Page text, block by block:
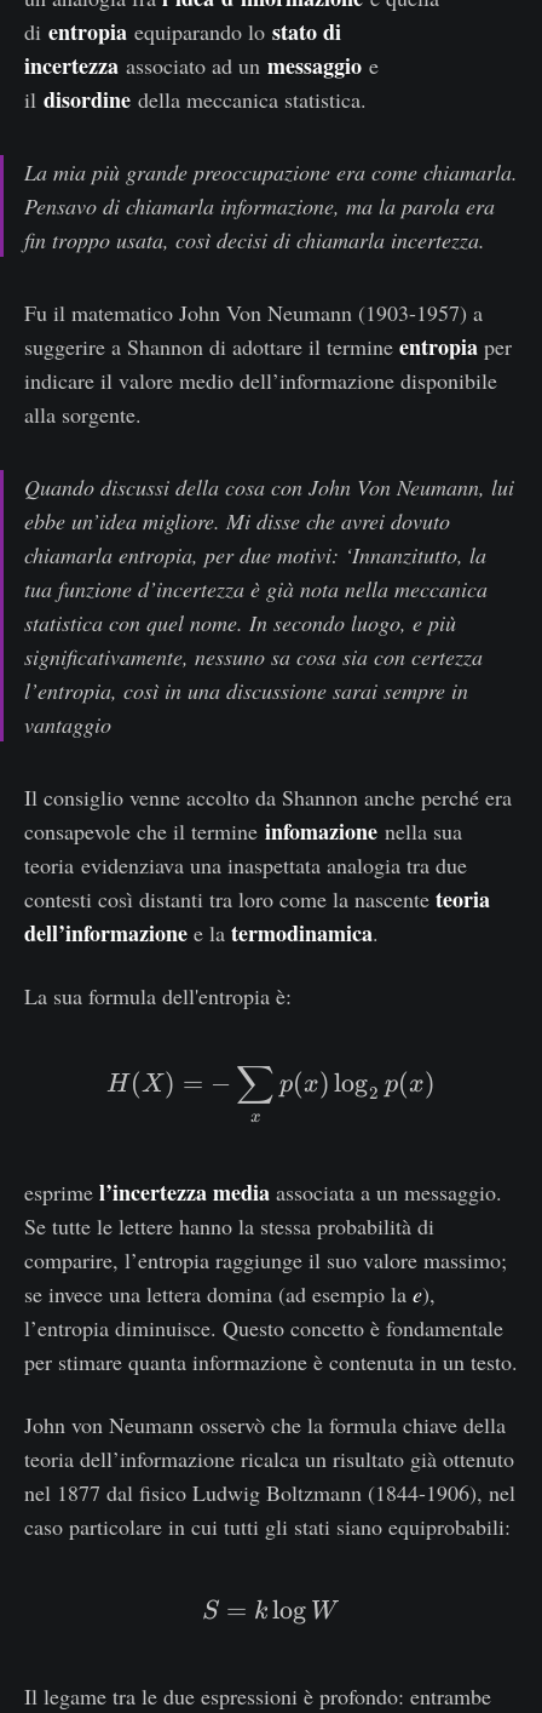
di entropia equiparando lo stato di
incertezza associato ad un messaggio e
il disordine della meccanica statistica.
La mia più grande preoccupazione era come chiamarla.
Pensavo di chiamarla informazione, ma la parola era
fin troppo usata, così decisi di chiamarla incertezza.
Fu il matematico John Von Neumann (1903-1957) a
suggerire a Shannon di adottare il termine entropia per
indicare il valore medio dell’informazione disponibile
alla sorgente.
Quando discussi della cosa con John Von Neumann, lui
ebbe un’idea migliore. Mi disse che avrei dovuto
chiamarla entropia, per due motivi: ‘Innanzitutto, la
tua funzione d’incertezza è già nota nella meccanica
statistica con quel nome. In secondo luogo, e più
significativamente, nessuno sa cosa sia con certezza
l’entropia, così in una discussione sarai sempre in
vantaggio
Il consiglio venne accolto da Shannon anche perché era
consapevole che il termine infomazione nella sua
teoria evidenziava una inaspettata analogia tra due
contesti così distanti tra loro come la nascente teoria
dell’informazione e la termodinamica.
La sua formula dell'entropia è:
H(X)= -\sum_{x}
H(X) = −
x
∑ p(x) log2 p(x)
esprime l’incertezza media associata a un messaggio.
Se tutte le lettere hanno la stessa probabilità di
comparire, l’entropia raggiunge il suo valore massimo;
se invece una lettera domina (ad esempio la e),
l’entropia diminuisce. Questo concetto è fondamentale
per stimare quanta informazione è contenuta in un testo.
John von Neumann osservò che la formula chiave della
teoria dell’informazione ricalca un risultato già ottenuto
nel 1877 dal fisico Ludwig Boltzmann (1844-1906), nel
caso particolare in cui tutti gli stati siano equiprobabili:
S = k \log W
S = k log W
Il legame tra le due espressioni è profondo: entrambe